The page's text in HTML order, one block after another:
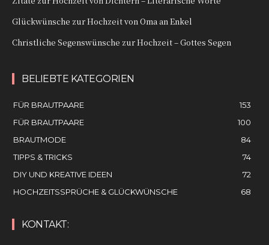
Glückwünsche zur Hochzeit von Oma an Enkel
Christliche Segenswünsche zur Hochzeit – Gottes Segen
BELIEBTE KATEGORIEN
FÜR BRAUTPAARE
153
FÜR BRAUTPAARE
100
BRAUTMODE
84
TIPPS & TRICKS
74
DIY UND KREATIVE IDEEN
72
HOCHZEITSSPRÜCHE & GLÜCKWÜNSCHE
68
KONTAKT: